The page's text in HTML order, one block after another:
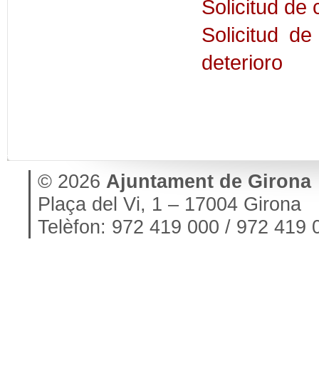
Solicitud de
Solicitud
deterioro
© 2026 Ajuntament de Girona
Plaça del Vi, 1 – 17004 Girona
Telèfon: 972 419 000 / 972 419